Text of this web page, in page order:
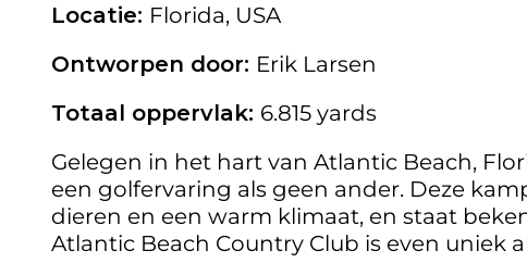
Locatie: Florida, USA
Ontworpen door: Erik Larsen
Totaal oppervlak: 6.815 yards
Gelegen in het hart van Atlantic Beach,
een golfervaring als geen ander. Deze
dieren en een warm klimaat, en staat
Atlantic Beach Country Club is even uniek